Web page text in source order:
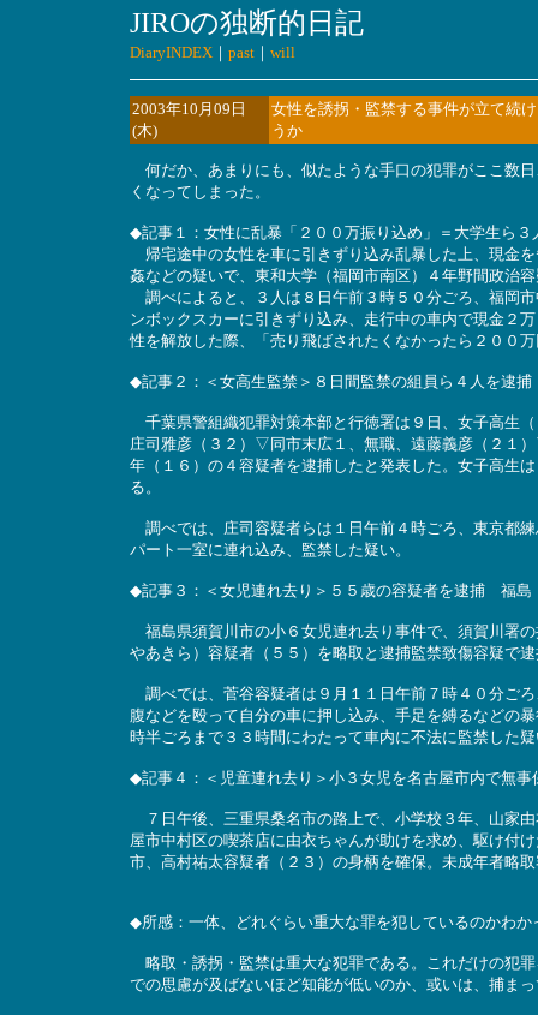
JIROの独断的日記
DiaryINDEX｜ past｜ will
2003年10月09日
(木)
女性を誘拐・監禁する事件が立て続
うか
何だか、あまりにも、似たような手口の犯罪がここ数
くなってしまった。
◆記事１：女性に乱暴「２００万振り込め」＝大学生ら３
帰宅途中の女性を車に引きずり込み乱暴した上、現金
姦などの疑いで、東和大学（福岡市南区）４年野間政治
調べによると、３人は８日午前３時５０分ごろ、福岡
ンボックスカーに引きずり込み、走行中の車内で現金２
性を解放した際、「売り飛ばされたくなかったら２００
◆記事２：＜女高生監禁＞８日間監禁の組員ら４人を逮
千葉県警組織犯罪対策本部と行徳署は９日、女子高生
庄司雅彦（３２）▽同市末広１、無職、遠藤義彦（２１
年（１６）の４容疑者を逮捕したと発表した。女子高生
る。
調べでは、庄司容疑者らは１日午前４時ごろ、東京都
パート一室に連れ込み、監禁した疑い。
◆記事３：＜女児連れ去り＞５５歳の容疑者を逮捕 福島
福島県須賀川市の小６女児連れ去り事件で、須賀川署
やあきら）容疑者（５５）を略取と逮捕監禁致傷容疑で
調べでは、菅谷容疑者は９月１１日午前７時４０分ご
腹などを殴って自分の車に押し込み、手足を縛るなどの
時半ごろまで３３時間にわたって車内に不法に監禁した
◆記事４：＜児童連れ去り＞小３女児を名古屋市内で無事
７日午後、三重県桑名市の路上で、小学校３年、山家
屋市中村区の喫茶店に由衣ちゃんが助けを求め、駆け付
市、高村祐太容疑者（２３）の身柄を確保。未成年者略
◆所感：一体、どれぐらい重大な罪を犯しているのかわか
略取・誘拐・監禁は重大な犯罪である。これだけの犯
での思慮が及ばないほど知能が低いのか、或いは、捕ま